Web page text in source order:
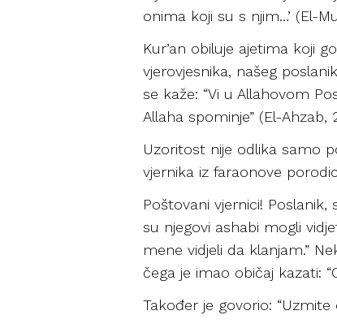
onima koji su s njim…’ (El-
Kur’an obiluje ajetima koji
vjerovjesnika, našeg
se kaže: “Vi u Allahovom
Allaha spominje” (El-Ahzab,
Uzoritost nije odlika samo
vjernika iz faraonove
Poštovani vjernici!
su njegovi ashabi mogli
mene vidjeli da klanjam.”
čega je imao običaj kazati:
Također je govorio: